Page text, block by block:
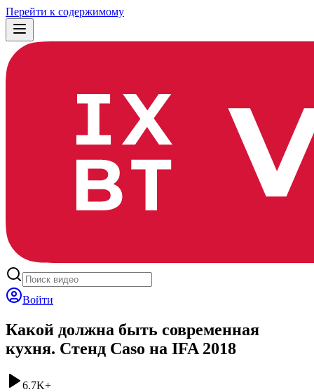
Перейти к содержимому
Войти
Какой должна быть современная
кухня. Стенд Caso на IFA 2018
6.7K+